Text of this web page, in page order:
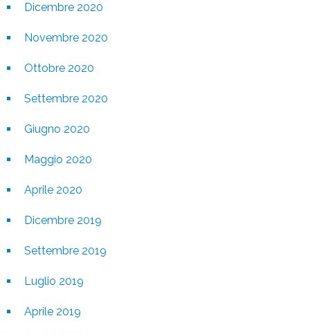
Dicembre 2020
Novembre 2020
Ottobre 2020
Settembre 2020
Giugno 2020
Maggio 2020
Aprile 2020
Dicembre 2019
Settembre 2019
Luglio 2019
Aprile 2019